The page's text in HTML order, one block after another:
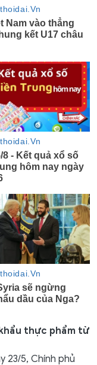
thực phẩm từ
23/5, Chính phủ